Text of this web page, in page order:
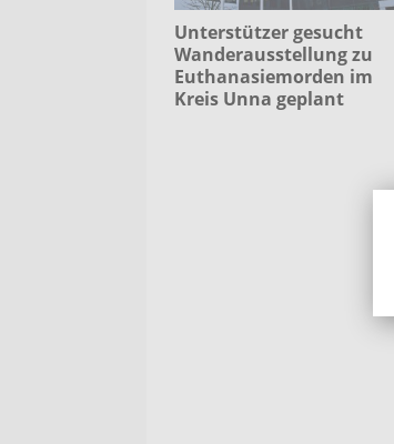
Unterstützer gesucht
Wanderausstellung zu
Euthanasiemorden im
Kreis Unna geplant